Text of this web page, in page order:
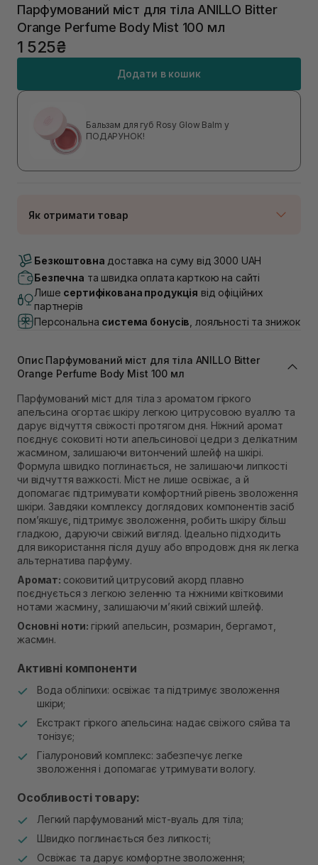
Парфумований міст для тіла ANILLO Bitter
Orange Perfume Body Mist 100 мл
1 525₴
Додати в кошик
Бальзам для губ Rosy Glow Balm у
ПОДАРУНОК!
Як отримати товар
В наявності
Самовивіз м. Луцьк, вул. Винниченка 4
В наявності
Самовивіз м. Львів, вул. Академіка Підстригача, 1В
(Duck’s Lake)
В наявності
В наявності
Самовивіз м. Львів, вул. Степана Бандери 45
Самовивіз м. Рівне, вул. 16-го Липня, 15
В наявності
Самовивіз м. Рівне, вул. Кулика і Гудачека 23 (ТЦ
Екватор)
В наявності
Безкоштовна доставка на суму від 3000 UAH
Безпечна та швидка оплата карткою на сайті
Лише сертифікована продукція від офіційних
партнерів
Персональна система бонусів , лояльності та знижок
Опис Парфумований міст для тіла ANILLO Bitter
Orange Perfume Body Mist 100 мл
Парфумований міст для тіла з ароматом гіркого
апельсина огортає шкіру легкою цитрусовою вуаллю та
дарує відчуття свіжості протягом дня. Ніжний аромат
поєднує соковиті ноти апельсинової цедри з делікатним
жасмином, залишаючи витончений шлейф на шкірі.
Формула швидко поглинається, не залишаючи липкості
чи відчуття важкості. Міст не лише освіжає, а й
допомагає підтримувати комфортний рівень зволоження
шкіри. Завдяки комплексу доглядових компонентів засіб
пом’якшує, підтримує зволоження, робить шкіру більш
гладкою, даруючи свіжий вигляд. Ідеально підходить
для використання після душу або впродовж дня як легка
альтернатива парфуму.
Аромат: соковитий цитрусовий акорд плавно
поєднується з легкою зеленню та ніжними квітковими
нотами жасмину, залишаючи м’який свіжий шлейф.
Основні ноти: гіркий апельсин, розмарин, бергамот,
жасмин.
Активні компоненти
Вода обліпихи: освіжає та підтримує зволоження
шкіри;
Екстракт гіркого апельсина: надає свіжого сяйва та
тонізує;
Гіалуроновий комплекс: забезпечує легке
зволоження і допомагає утримувати вологу.
Особливості товару:
Легкий парфумований міст-вуаль для тіла;
Швидко поглинається без липкості;
Освіжає та дарує комфортне зволоження;